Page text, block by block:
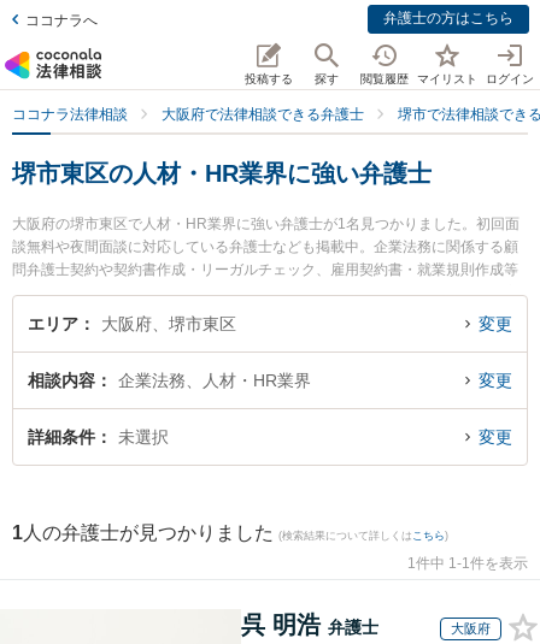
ココナラへ 弁護士の方はこちら
投稿する 探す 閲覧履歴 マイリスト ログイン
ココナラ法律相談 大阪府で法律相談できる弁護士 堺市で法律相談でき
堺市東区の人材・HR業界に強い弁護士
大阪府の堺市東区で人材・HR業界に強い弁護士が1名見つかりました。初回面
談無料や夜間面談に対応している弁護士なども掲載中。企業法務に関係する顧
問弁護士契約や契約書作成・リーガルチェック、雇用契約書・就業規則作成等
の細かな分野での絞り込み検索もでき便利です。特に辻法律事務所の辻 健司朗
弁護士のプロフィール情報や弁護士費用、強みなどが注目されています。『堺
たい』『初回相談無料で人材・HR業界を法律相談できる堺市東区内の弁護士に
相談予約したい』などでお困りの相談者さんにおすすめです。
エリア 大阪府、堺市東区 変更
相談内容 企業法務、人材・HR業界 変更
詳細条件 未選択 変更
1 人の弁護士が見つかりました (検索結果について詳しくは こちら)
1件中 1-1件を表示
呉 明浩 弁護士 大阪府